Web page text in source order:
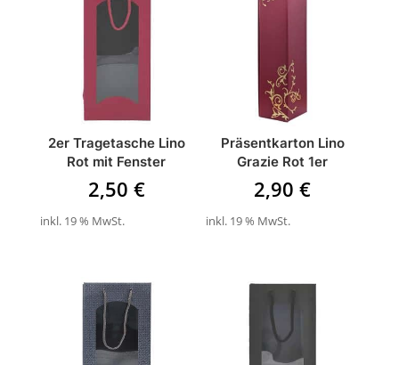
2er Tragetasche Lino
Rot mit Fenster
2,50 €
inkl. 19 % MwSt.
Präsentkarton Lino
Grazie Rot 1er
2,90€
inkl. 19 % MwSt.